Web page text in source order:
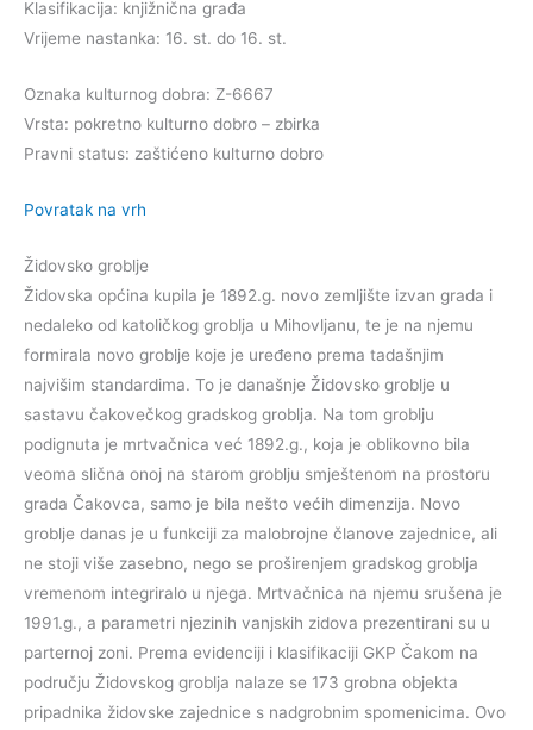
Klasifikacija: knjižnična građa
Vrijeme nastanka: 16. st. do 16. st.
Oznaka kulturnog dobra: Z-6667
Vrsta: pokretno kulturno dobro – zbirka
Pravni status: zaštićeno kulturno dobro
Povratak na vrh
Židovsko groblje
Židovska općina kupila je 1892.g. novo zemljište izvan grada i
nedaleko od katoličkog groblja u Mihovljanu, te je na njemu
formirala novo groblje koje je uređeno prema tadašnjim
najvišim standardima. To je današnje Židovsko groblje u
sastavu čakovečkog gradskog groblja. Na tom groblju
podignuta je mrtvačnica već 1892.g., koja je oblikovno bila
veoma slična onoj na starom groblju smještenom na prostoru
grada Čakovca, samo je bila nešto većih dimenzija. Novo
groblje danas je u funkciji za malobrojne članove zajednice, ali
ne stoji više zasebno, nego se proširenjem gradskog groblja
vremenom integriralo u njega. Mrtvačnica na njemu srušena je
1991.g., a parametri njezinih vanjskih zidova prezentirani su u
parternoj zoni. Prema evidenciji i klasifikaciji GKP Čakom na
području Židovskog groblja nalaze se 173 grobna objekta
pripadnika židovske zajednice s nadgrobnim spomenicima. Ovo